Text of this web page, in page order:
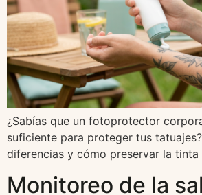
¿Sabías que un fotoprotector
suficiente para proteger tus
diferencias y cómo preservar la tinta
Monitoreo de la